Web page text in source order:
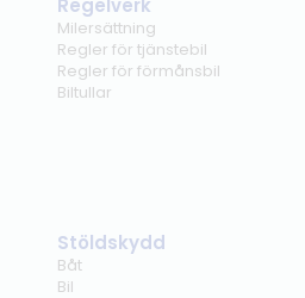
Regelverk
Milersättning
Regler för tjänstebil
Regler för förmånsbil
Biltullar
Stöldskydd
Båt
Bil